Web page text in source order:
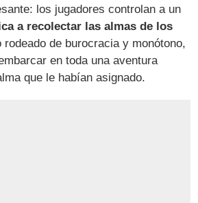
los jugadores controlan a un
a recolectar las almas de los
rodeado de burocracia y monótono,
en toda una aventura
que le habían asignado.